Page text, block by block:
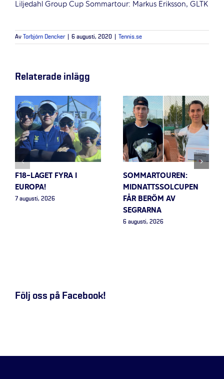
Liljedahl Group Cup Sommartour: Markus Eriksson, GLTK
Av Torbjörn Dencker 6 augusti, 2020 Tennis.se
Relaterade inlägg
F18-LAGET FYRA I
EUROPA!
7 augusti, 2026
SOMMARTOUREN:
MIDNATTSSOLCUPEN
FÅR BERÖM AV
SEGRARNA
6 augusti, 2026
Följ oss på Facebook!